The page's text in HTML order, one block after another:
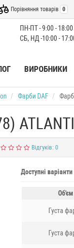
Порівняння товарів 0
ПН-ПТ - 9:00 - 18:00
СБ, НД -10:00 -
ВИРОБНИКИ
Фарби DAF
Відгуків: 0
Доступні варіанти
Густа
Густа